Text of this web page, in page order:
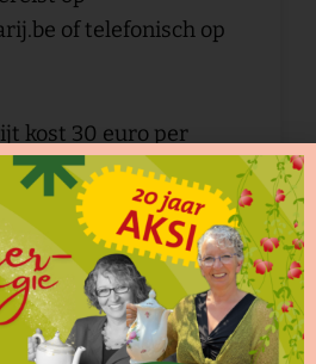
of telefonisch op
kost 30 euro per
jonger dan 12 jaar
Baby’s en peuters
Betaling kan
of met Payconiq na